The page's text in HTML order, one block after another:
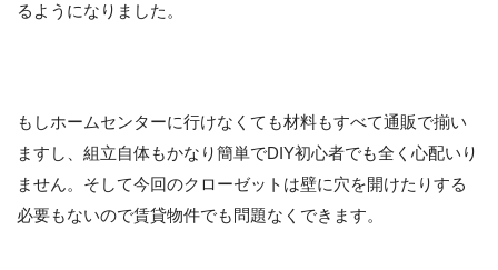
るようになりました。
もしホームセンターに行けなくても材料もすべて通販で揃い
ますし、組立自体もかなり簡単でDIY初心者でも全く心配いり
ません。そして今回のクローゼットは壁に穴を開けたりする
必要もないので賃貸物件でも問題なくできます。